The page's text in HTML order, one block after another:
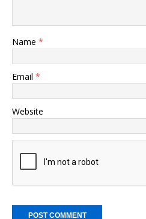
Name *
Email *
Website